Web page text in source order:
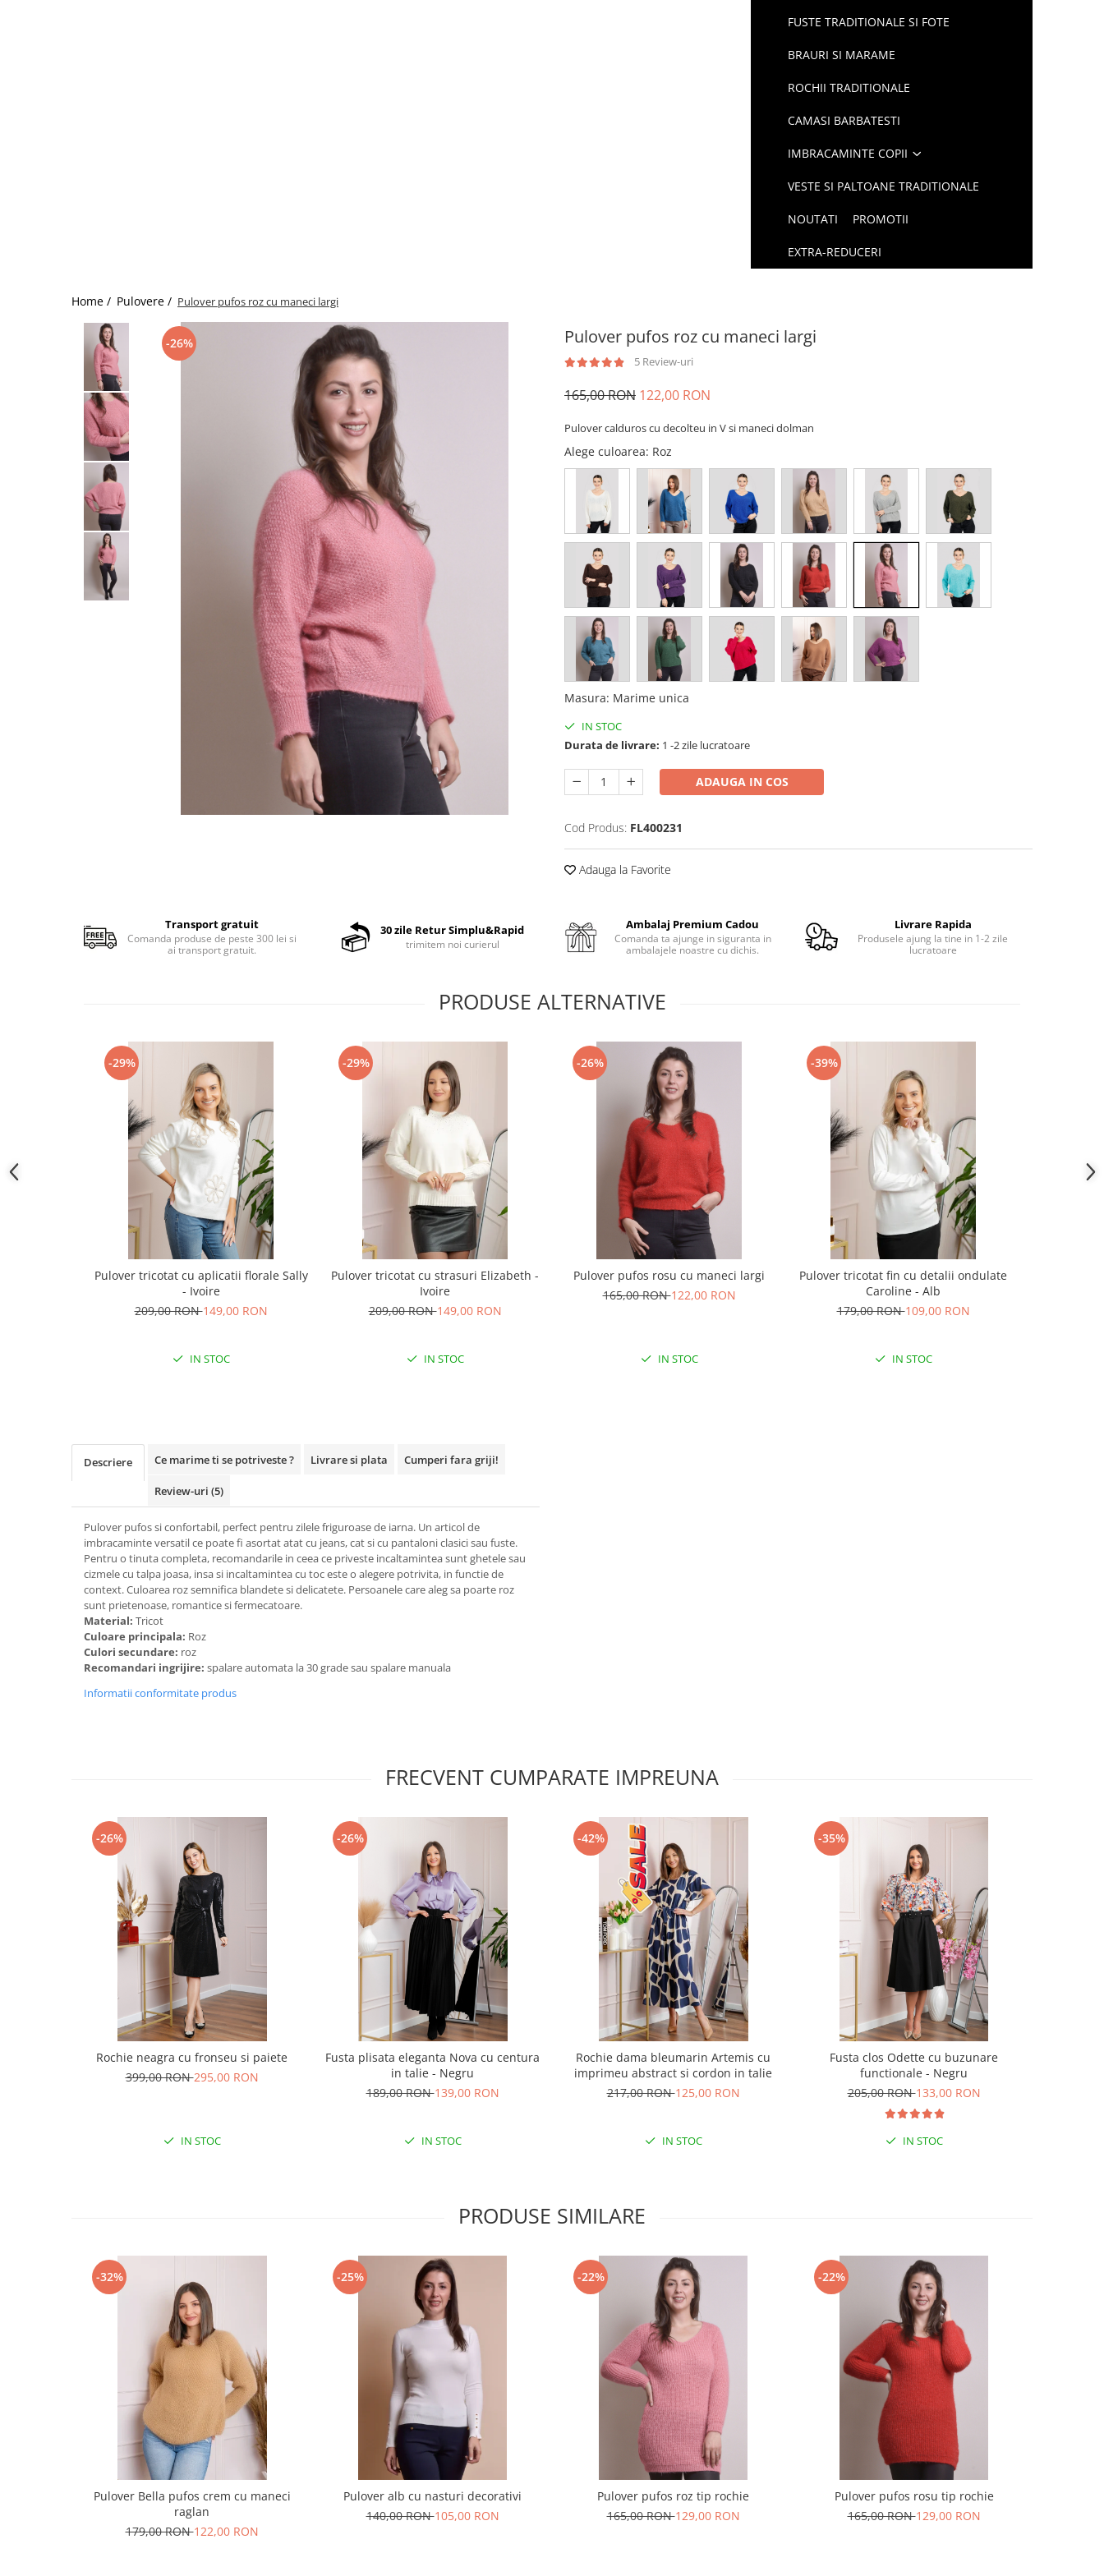
FUSTE TRADITIONALE SI FOTE
BRAURI SI MARAME
ROCHII TRADITIONALE
CAMASI BARBATESTI
IMBRACAMINTE COPII
VESTE SI PALTOANE TRADITIONALE
NOUTATI PROMOTII
EXTRA-REDUCERI
Home / Pulovere / Pulover pufos roz cu maneci largi
Pulover pufos roz cu maneci largi
5 Review-uri
-26%
165,00 RON 122,00 RON
Pulover calduros cu decolteu in V si maneci dolman
Alege culoarea: Roz
Masura: Marime unica
IN STOC
Durata de livrare: 1 -2 zile lucratoare
ADAUGA IN COS
Cod Produs: FL400231
Adauga la Favorite
Transport gratuit
Comanda produse de peste 300 lei si
ai transport gratuit.
30 zile Retur Simplu&Rapid
trimitem noi curierul
Ambalaj Premium Cadou
Comanda ta ajunge in siguranta in
ambalajele noastre cu dichis.
Livrare Rapida
Produsele ajung la tine in 1-2 zile
lucratoare
PRODUSE ALTERNATIVE
-29%
Pulover tricotat cu aplicatii florale Sally
- Ivoire
209,00 RON149,00 RON
IN STOC
-29%
Pulover tricotat cu strasuri Elizabeth -
Ivoire
209,00 RON149,00 RON
IN STOC
-26%
Pulover pufos rosu cu maneci largi
165,00 RON122,00 RON
IN STOC
-39%
Pulover tricotat fin cu detalii ondulate
Caroline - Alb
179,00 RON109,00 RON
IN STOC
Descriere Ce marime ti se potriveste ? Livrare si plata Cumperi fara griji!
Review-uri (5)
Pulover pufos si confortabil, perfect pentru zilele friguroase de iarna. Un articol de
imbracaminte versatil ce poate fi asortat atat cu jeans, cat si cu pantaloni clasici sau fuste.
Pentru o tinuta completa, recomandarile in ceea ce priveste incaltamintea sunt ghetele sau
cizmele cu talpa joasa, insa si incaltamintea cu toc este o alegere potrivita, in functie de
context. Culoarea roz semnifica blandete si delicatete. Persoanele care aleg sa poarte roz
sunt prietenoase, romantice si fermecatoare.
Material: Tricot
Culoare principala: Roz
Culori secundare: roz
Recomandari ingrijire: spalare automata la 30 grade sau spalare manuala
Informatii conformitate produs
FRECVENT CUMPARATE IMPREUNA
-26%
Rochie neagra cu fronseu si paiete
399,00 RON295,00 RON
IN STOC
-26%
Fusta plisata eleganta Nova cu centura
in talie - Negru
189,00 RON139,00 RON
IN STOC
-42%
Rochie dama bleumarin Artemis cu
imprimeu abstract si cordon in talie
217,00 RON125,00 RON
IN STOC
-35%
Fusta clos Odette cu buzunare
functionale - Negru
205,00 RON133,00 RON
IN STOC
PRODUSE SIMILARE
-32%
Pulover Bella pufos crem cu maneci
raglan
179,00 RON122,00 RON
-25%
Pulover alb cu nasturi decorativi
140,00 RON105,00 RON
-22%
Pulover pufos roz tip rochie
165,00 RON129,00 RON
-22%
Pulover pufos rosu tip rochie
165,00 RON129,00 RON